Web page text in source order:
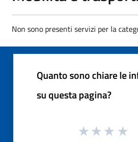
Non sono presenti servizi per la
Quanto sono chiare le
su questa pagina?